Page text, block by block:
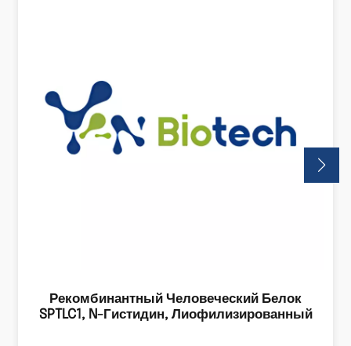
Рекомбинантный Человеческий Белок
SPTLC1, N-Гистидин, Лиофилизированный